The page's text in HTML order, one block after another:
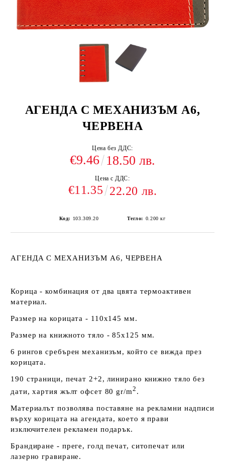
АГЕНДА С МЕХАНИЗЪМ А6,
ЧЕРВЕНА
Цена без ДДС:
€9.46 18.50 лв.
Цена с ДДС:
€11.35 22.20 лв.
Код: 103.309.20 Тегло: 0.200 кг
АГЕНДА С МЕХАНИЗЪМ А6, ЧЕРВЕНА
Корица - комбинация от два цвята термоактивен
материал.
Размер на корицата - 110х145 мм.
Размер на книжното тяло - 85х125 мм.
6 рингов сребърен механизъм, който се вижда през
корицата.
190 страници, печат 2+2, линирано книжно тяло без
дати, хартия жълт офсет 80 gr/m2 .
Материалът позволява поставяне на рекламни надписи
върху корицата на агендата, което я прави
изключителен рекламен подарък.
Брандиране - преге, голд печат, ситопечат или
лазерно гравиране.